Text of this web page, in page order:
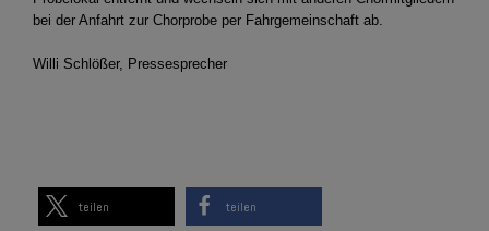
bei der Anfahrt zur Chorprobe per Fahrgemeinschaft ab.
Willi Schlößer, Pressesprecher
teilen teilen